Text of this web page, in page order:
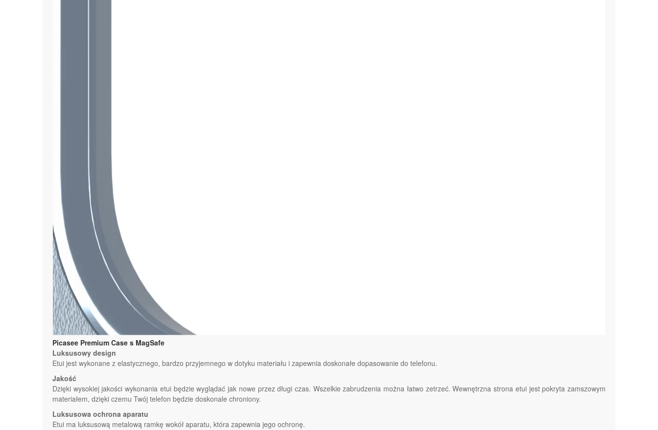
Picasee Premium Case s MagSafe
Luksusowy design
Etui jest wykonane z elastycznego, bardzo przyjemnego w dotyku materiału i zapewnia doskonałe dopasowanie do telefonu.
Jakość
Dzięki wysokiej jakości wykonania etui będzie wyglądać jak nowe przez długi czas. Wszelkie zabrudzenia można łatwo zetrzeć. Wewnętrzna strona etui jest pokryta zamszowym
materiałem, dzięki czemu Twój telefon będzie doskonale chroniony.
Luksusowa ochrona aparatu
Etui ma luksusową metalową ramkę wokół aparatu, która zapewnia jego ochronę.